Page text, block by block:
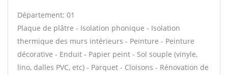
Département: 01
Plaque de plâtre - Isolation phonique - Isolation
thermique des murs intérieurs - Peinture - Peinture
décorative - Enduit - Papier peint - Sol souple (vinyle,
lino, dalles PVC, etc) - Parquet - Cloisons - Rénovation de